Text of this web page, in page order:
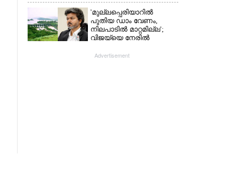
വെല്ലുവിളിയിൽ രമേശ്
ചെന്നിത്തല
'മുല്ലപ്പെരിയാറിൽ
പുതിയ ഡാം വേണം,
നിലപാടിൽ മാറ്റമില്ല';
വിജയ്‌യെ നേരിൽ
സർക്കാർ
Advertisement